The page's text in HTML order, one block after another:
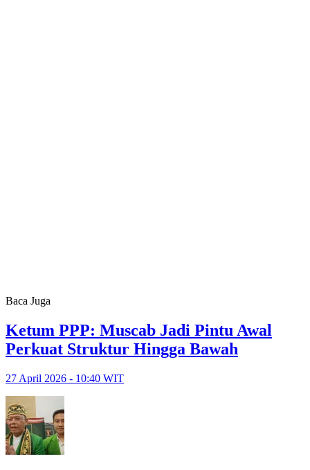
Baca Juga
Ketum PPP: Muscab Jadi Pintu Awal
Perkuat Struktur Hingga Bawah
27 April 2026 - 10:40 WIT